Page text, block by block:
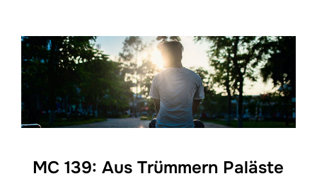
MC 139: Aus Trümmern Paläste